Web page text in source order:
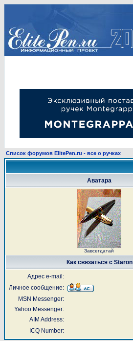
Список форумов ElitePen.ru - все о ручках
Аватара
Завсегдатай
Как связаться с Staron
Адрес e-mail:
Личное сообщение:
MSN Messenger:
Yahoo Messenger:
AIM Address:
ICQ Number: